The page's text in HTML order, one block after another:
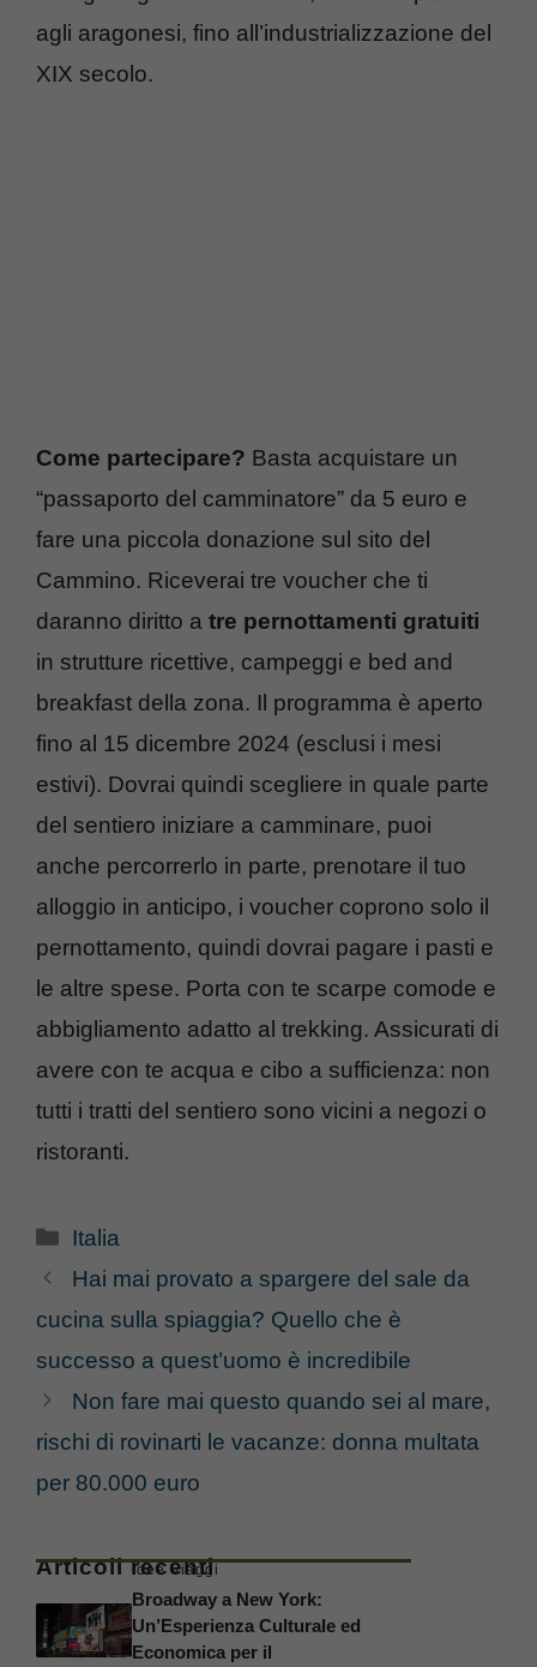
agli aragonesi, fino all’industrializzazione del
XIX secolo.
Come partecipare? Basta acquistare un
“passaporto del camminatore” da 5 euro e
fare una piccola donazione sul sito del
Cammino. Riceverai tre voucher che ti
daranno diritto a tre pernottamenti gratuiti
in strutture ricettive, campeggi e bed and
breakfast della zona. Il programma è aperto
fino al 15 dicembre 2024 (esclusi i mesi
estivi). Dovrai quindi scegliere in quale parte
del sentiero iniziare a camminare, puoi
anche percorrerlo in parte, prenotare il tuo
alloggio in anticipo, i voucher coprono solo il
pernottamento, quindi dovrai pagare i pasti e
le altre spese. Porta con te scarpe comode e
abbigliamento adatto al trekking. Assicurati di
avere con te acqua e cibo a sufficienza: non
tutti i tratti del sentiero sono vicini a negozi o
ristoranti.
Categorie
Italia
Hai mai provato a spargere del sale da
cucina sulla spiaggia? Quello che è
successo a quest’uomo è incredibile
Non fare mai questo quando sei al mare,
rischi di rovinarti le vacanze: donna multata
per 80.000 euro
Articoli recenti
Idee Viaggi
Broadway a New York:
Un’Esperienza Culturale ed
Economica per il